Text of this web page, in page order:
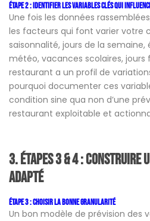
Étape 2 : Identifier les variables clés qui
Une fois les données
les facteurs qui font varier votre
saisonnalité, jours de la
météo, vacances scolaires, jours
restaurant a un profil de
pourquoi documenter ces
condition sine qua non d’une
restaurant exploitable et
3. Étapes 3 & 4 : Construire
adapté
Étape 3 : Choisir la bonne granularité
Un bon modèle de prévision des